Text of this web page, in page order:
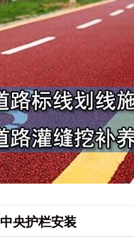
中央护栏安装